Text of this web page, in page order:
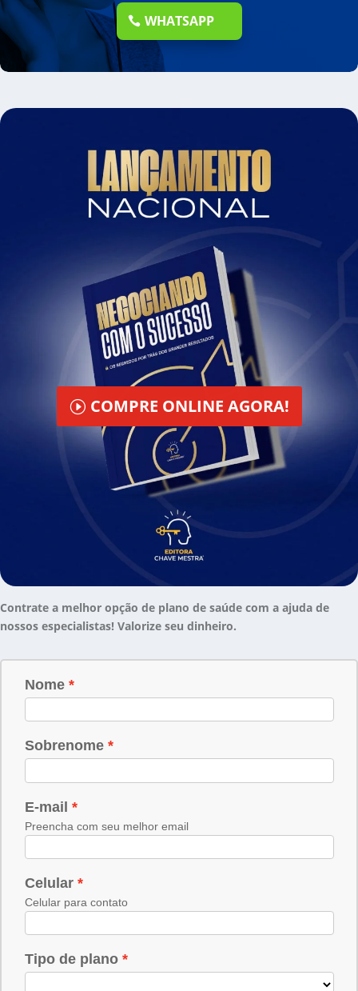
WHATSAPP
COMPRE ONLINE AGORA!
Contrate a melhor opção de plano de saúde com a ajuda de
nossos especialistas! Valorize seu dinheiro.